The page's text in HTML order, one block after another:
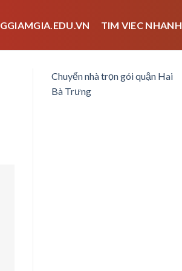
TIM VIEC NHANH
Chuyển nhà trọn gói quận Hai
Bà Trưng